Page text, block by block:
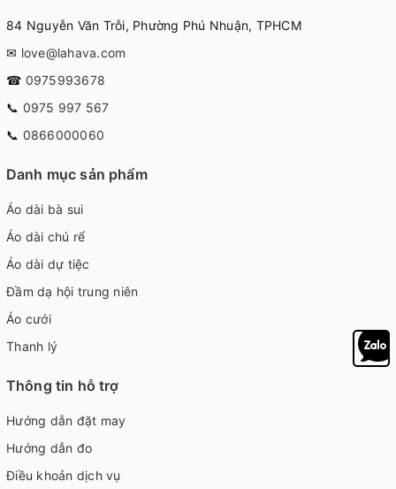
84 Nguyễn Văn Trỗi, Phường Phú Nhuận, TPHCM
✉ love@lahava.com
☎ 0975993678
📞 0975 997 567
📞 0866000060
Danh mục sản phẩm
Áo dài bà sui
Áo dài chú rể
Áo dài dự tiệc
Đầm dạ hội trung niên
Áo cưới
Thanh lý
Thông tin hỗ trợ
Hướng dẫn đặt may
Hướng dẫn đo
Điều khoản dịch vụ